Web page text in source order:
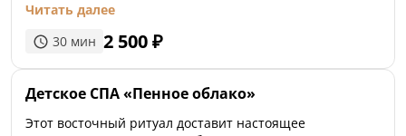
омоложение, благодаря насыщению витаминами и
масло заставляет мимические мышцы полностью
расслабиться, лицо становится спокойным и
расслабляется всё тело, возникает ощущение полной
отрешенности от повседневной жизни с её заботами и
Читать далее
30 мин 2 500₽
Детское СПА «Пенное облако»
Этот восточный ритуал доставит настоящее